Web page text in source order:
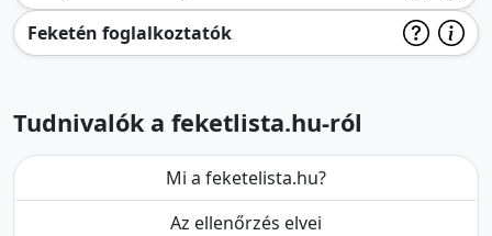
Feketén foglalkoztatók
Tudnivalók a feketlista.hu-ról
Mi a feketelista.hu?
Az ellenőrzés elvei